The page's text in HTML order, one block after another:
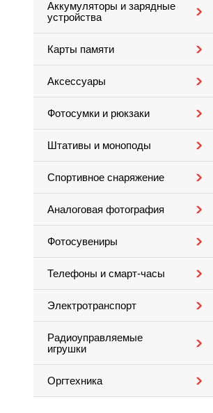
Аккумуляторы и зарядные
устройства
Карты памяти
Аксессуары
Фотосумки и рюкзаки
Штативы и моноподы
Спортивное снаряжение
Аналоговая фотография
Фотосувениры
Телефоны и смарт-часы
Электротранспорт
Радиоуправляемые
игрушки
Оргтехника